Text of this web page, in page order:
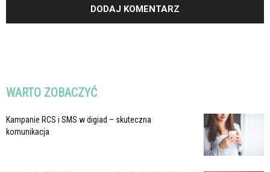
WARTO ZOBACZYĆ
Kampanie RCS i SMS w digiad – skuteczna
komunikacja